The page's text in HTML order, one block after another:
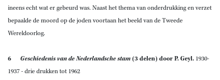
ineens echt wat er gebeurd was. Naast het thema van onderdrukking en verzet
bepaalde de moord op de joden voortaan het beeld van de Tweede
Wereldoorlog.
6 Geschiedenis van de Nederlandsche stam(3 delen) doorP. Geyl. 1930-
1937- drie drukken tot 1962